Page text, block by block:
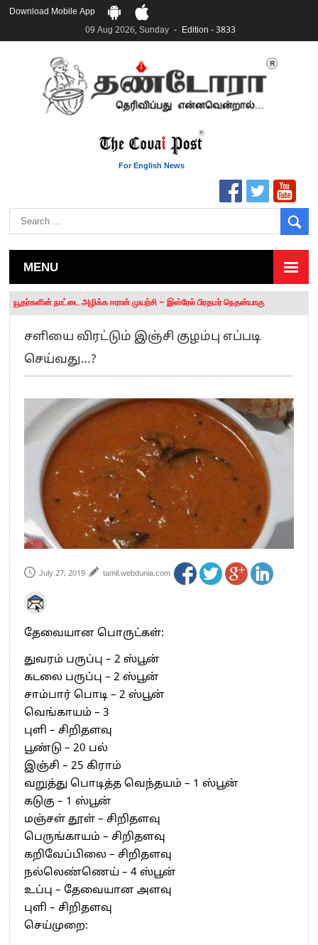
Download Mobile App
09 Aug 2026, Sunday
Edition - 3833
For English News
MENU
தமிழக சட்டப்பேரவையில் காலியிடங்கள் 6 ஆக உயர்வு
யூதர்களின் நாட்டை அழிக்க ஈரான் முயற்சி – இஸ்ரேல் பிரதமர் நெதன்யாகு
“மக்களால் நிராகரிக்கப்பட்டவர் ஸ்டாலின்!” – செங்கோட்டையன்
எஸ்.பி.வேலுமணி, சி.வி.சண்முகம் உள்ளிட்ட MLA-க்கள் பதவி பறிப்பு
”நீட் தேர்வை முழுமையாக ரத்து செய்ய வேண்டும்”- முதல்வர் விஜய்
தலைவர் அன்புமணி ராமதாஸ்
பிரவீன் சக்ரவர்த்தியின் கருத்து காங்கிரஸ் தலைமையின் கருத்து கிடையாது – கார்த்தி
“ஜெயலலிதா அவர்களே என் ரோல் மாடல்” -பிரேமலதா விஜயகாந்த் பேட்டி
ராகுல் காந்தி கைது – தவெக தலைவர் விஜய் கண்டனம்
செத்து சாம்பல் ஆனாலும் தனித்துதான் போட்டி – சீமான்
பாகிஸ்தானின் அணு ஆயுத மிரட்டலுக்கு அஞ்சமாட்டோம் – இந்தியா
மத்திய ஆசிரியர் தகுதித் தேர்வு: பட்டதாரிகள் அக்.16 வரை விண்ணப்பிக்கலாம்
தமிழக சட்டப்பேரவையில் காலியிடங்கள் 6 ஆக உயர்வு
சளியை விரட்டும் இஞ்சி குழம்பு எப்படி
செய்வது…?
July 27, 2019 tamil.webdunia.com
தேவையான பொருட்கள்:
துவரம் பருப்பு – 2 ஸ்பூன்
கடலை பருப்பு – 2 ஸ்பூன்
சாம்பார் பொடி – 2 ஸ்பூன்
வெங்காயம் – 3
புளி – சிறிதளவு
பூண்டு – 20 பல்
இஞ்சி – 25 கிராம்
வறுத்து பொடித்த வெந்தயம் – 1 ஸ்பூன்
கடுகு – 1 ஸ்பூன்
மஞ்சள் தூள் – சிறிதளவு
பெருங்காயம் – சிறிதளவு
கறிவேப்பிலை – சிறிதளவு
நல்லெண்ணெய் – 4 ஸ்பூன்
உப்பு – தேவையான அளவு
புளி – சிறிதளவு
செய்முறை: